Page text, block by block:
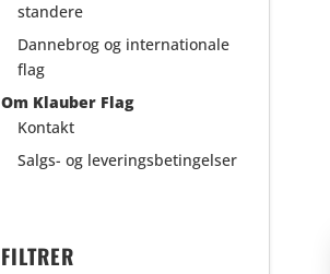
standere
Dannebrog og internationale
flag
Om Klauber Flag
Kontakt
Salgs- og leveringsbetingelser
FILTRER